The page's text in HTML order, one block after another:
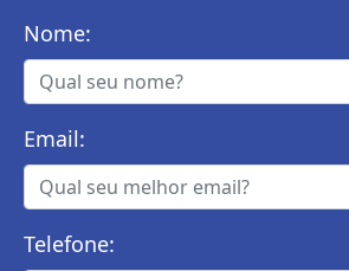
Nome:
Email:
Telefone: